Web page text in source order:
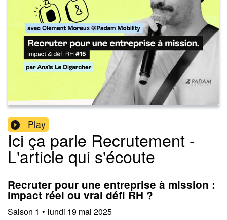
Play
Ici ça parle Recrutement -
L'article qui s'écoute
Recruter pour une entreprise à mission :
impact réel ou vrai défi RH ?
Saison 1 • lundi 19 mai 2025